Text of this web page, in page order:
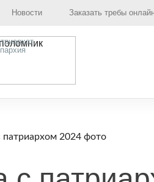
Новости Заказать требы
патриархом 2024 фото